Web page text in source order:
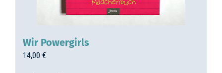
Wir Powergirls
14,00 €